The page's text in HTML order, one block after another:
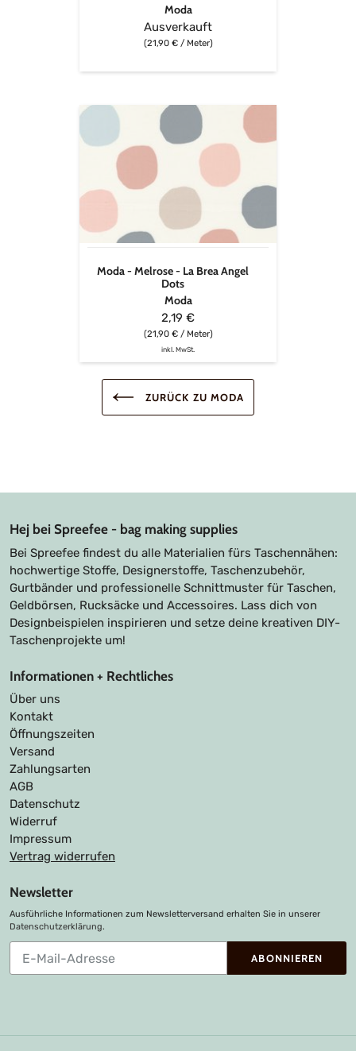
Moda
Ausverkauft
(21,90 € / Meter)
Melrose
Brea
Dots
Moda - Melrose - La Brea Angel
Dots
Moda
2,19 €
(21,90 € / Meter)
inkl. MwSt.
ZURÜCK ZU MODA
Hej bei Spreefee - bag making supplies
Bei Spreefee findest du alle Materialien fürs Taschennähen:
hochwertige Stoffe, Designerstoffe, Taschenzubehör,
Gurtbänder und professionelle Schnittmuster für Taschen,
Geldbörsen, Rucksäcke und Accessoires. Lass dich von
Designbeispielen inspirieren und setze deine kreativen DIY-
Taschenprojekte um!
Informationen + Rechtliches
Über uns
Kontakt
Öffnungszeiten
Versand
Zahlungsarten
AGB
Datenschutz
Widerruf
Impressum
Vertrag widerrufen
Newsletter
Ausführliche Informationen zum Newsletterversand erhalten Sie in unserer
Datenschutzerklärung.
unsere
ABONNIEREN